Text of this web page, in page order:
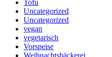
Tofu
Uncategorized
Uncategorized
vegan
vegetarisch
Vorspeise
Weihnachtsbäckerei